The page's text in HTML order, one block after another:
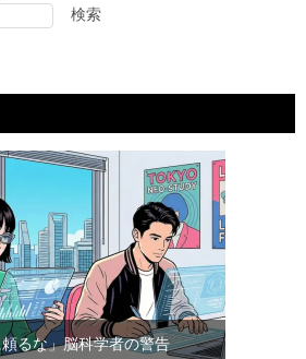
検索
頼るな」脳科学者の警告